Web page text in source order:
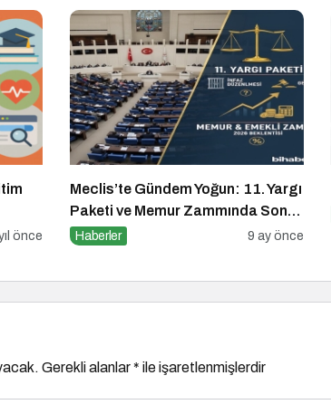
önce
Meclis’te Gündem Yoğun: 11. Yargı
Paketi ve Memur Zammında Son
Durum!
Haberler 9 ay önce
Gerekli alanlar* ile işaretlenmişlerdir